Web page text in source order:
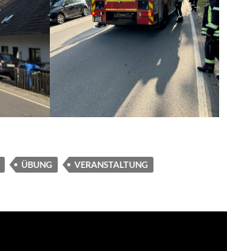
ÜBUNG VERANSTALTUNG